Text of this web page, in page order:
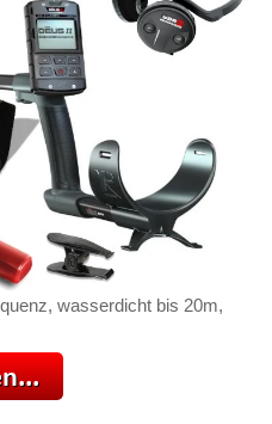
wasserdicht bis 20m,